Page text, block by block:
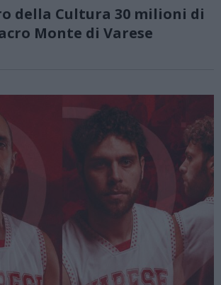
della Cultura 30 milioni di
Monte di Varese